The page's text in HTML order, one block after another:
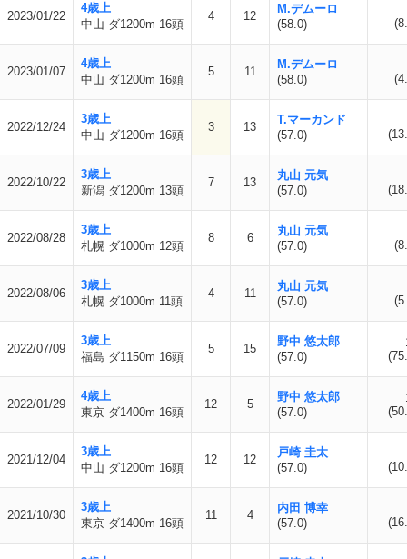
2023/01/22
4歳上
中山 ダ1200m 16頭
4 12
M.デムーロ
(58.0)
2023/01/07
4歳上
中山 ダ1200m 16頭
5 11
M.デムーロ
(58.0)
2022/12/24
3歳上
中山 ダ1200m 16頭
3 13
T.マーカンド
(57.0)
2022/10/22
3歳上
新潟 ダ1200m 13頭
7 13
丸山 元気
(57.0)
2022/08/28
3歳上
札幌 ダ1000m 12頭
8 6
丸山 元気
(57.0)
2022/08/06
3歳上
札幌 ダ1000m 11頭
4 11
丸山 元気
(57.0)
2022/07/09
3歳上
福島 ダ1150m 16頭
5 15
野中 悠太郎
(57.0)
2022/01/29
4歳上
東京 ダ1400m 16頭
12 5
野中 悠太郎
(57.0)
2021/12/04
3歳上
中山 ダ1200m 16頭
12 12
戸崎 圭太
(57.0)
2021/10/30
3歳上
東京 ダ1400m 16頭
11 4
内田 博幸
(57.0)